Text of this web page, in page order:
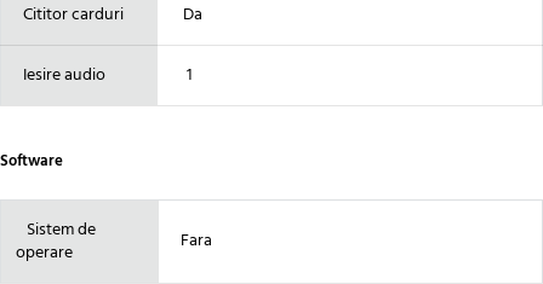
Cititor carduri Da
Iesire audio 1
Software
Sistem de
operare
Fara